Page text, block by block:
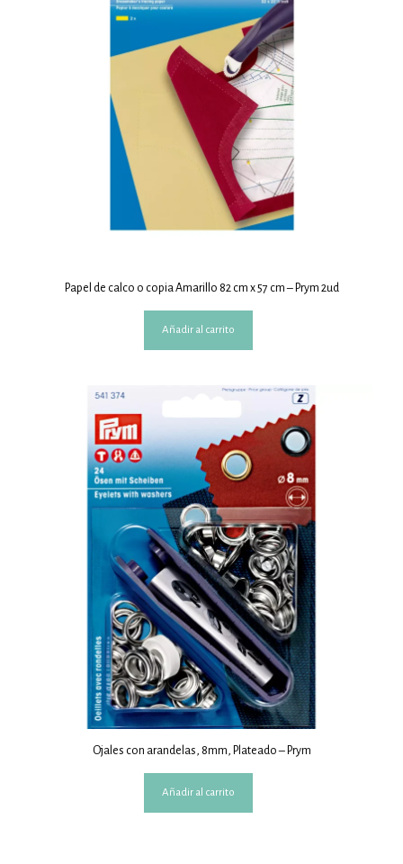
Papel de calco o copia Amarillo 82 cm x 57 cm – Prym 2ud
Añadir al carrito
Ojales con arandelas, 8mm, Plateado – Prym
Añadir al carrito